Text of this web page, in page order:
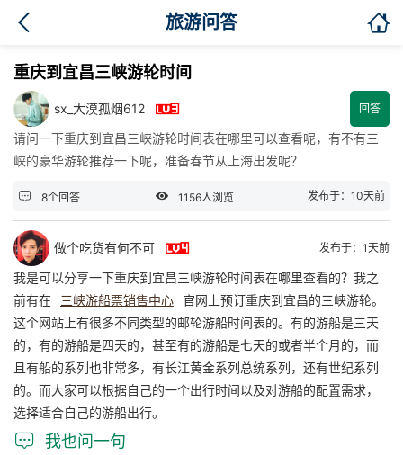
旅游问答 
重庆到宜昌三峡游轮时间
sx_大漠孤烟612  回答
请问一下重庆到宜昌三峡游轮时间表在哪里可以查看呢，有不有三
峡的豪华游轮推荐一下呢，准备春节从上海出发呢？
 8个回答  1156人浏览 发布于：10天前
做个吃货有何不可  发布于：1天前
我是可以分享一下重庆到宜昌三峡游轮时间表在哪里查看的？我之
前有在
三峡游船票销售中心
官网上预订重庆到宜昌的三峡游轮。
这个网站上有很多不同类型的邮轮游船时间表的。有的游船是三天
的，有的游船是四天的，甚至有的游船是七天的或者半个月的，而
且有船的系列也非常多，有长江黄金系列总统系列，还有世纪系列
的。而大家可以根据自己的一个出行时间以及对游船的配置需求，
选择适合自己的游船出行。
 我也问一句